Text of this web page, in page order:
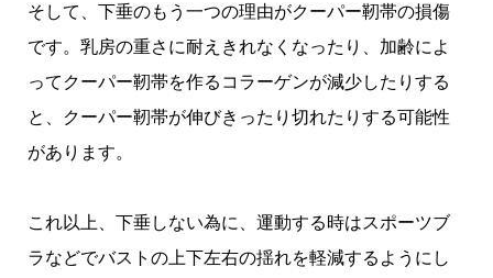
そして、下垂のもう一つの理由がクーパー靭帯の損傷
です。乳房の重さに耐えきれなくなったり、加齢によ
ってクーパー靭帯を作るコラーゲンが減少したりする
と、クーパー靭帯が伸びきったり切れたりする可能性
があります。
これ以上、下垂しない為に、運動する時はスポーツブ
ラなどでバストの上下左右の揺れを軽減するようにし